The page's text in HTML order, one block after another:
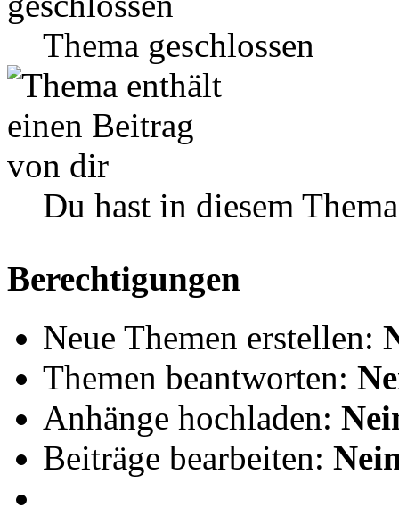
Thema geschlossen
Du hast in diesem
Berechtigungen
Neue Themen erstellen:
Themen beantworten:
Anhänge hochladen:
Beiträge bearbeiten: